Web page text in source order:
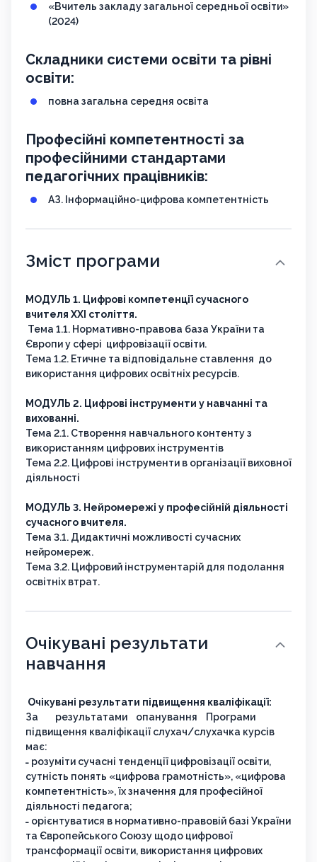
«Вчитель закладу загальної середньої освіти»
(2024)
Складники системи освіти та рівні
освіти:
повна загальна середня освіта
Професійні компетентності за
професійними стандартами
педагогічних працівників:
АЗ. Інформаційно-цифрова компетентність
Зміст програми
МОДУЛЬ 1. Цифрові компетенції сучасного
вчителя ХХІ століття.
Тема 1.1. Нормативно-правова база України та
Європи у сфері цифровізації освіти.
Тема 1.2. Етичне та відповідальне ставлення до
використання цифрових освітніх ресурсів.
МОДУЛЬ 2. Цифрові інструменти у навчанні та
вихованні.
Тема 2.1. Створення навчального контенту з
використанням цифрових інструментів
Тема 2.2. Цифрові інструменти в організації виховної
діяльності
МОДУЛЬ 3. Нейромережі у професійній діяльності
сучасного вчителя.
Тема 3.1. Дидактичні можливості сучасних
нейромереж.
Тема 3.2. Цифровий інструментарій для подолання
освітніх втрат.
Очікувані результати
навчання
Очікувані результати підвищення кваліфікації:
За результатами опанування Програми
підвищення кваліфікації слухач/слухачка курсів
має:
˗ розуміти сучасні тенденції цифровізації освіти,
сутність понять «цифрова грамотність», «цифрова
компетентність», їх значення для професійної
діяльності педагога;
˗ орієнтуватися в нормативно-правовій базі України
та Європейського Союзу щодо цифрової
трансформації освіти, використання цифрових